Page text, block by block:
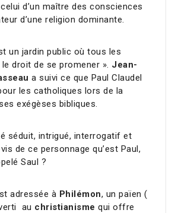
d’un maître des consciences
d’une religion dominante.
un jardin public où tous les
droit de se promener ». Jean-
a suivi ce que Paul Claudel
les catholiques lors de la
exégèses bibliques.
séduit, intrigué, interrogatif et
de ce personnage qu’est Paul,
Saul ?
adressée à Philémon, un païen (
au christianisme qui offre